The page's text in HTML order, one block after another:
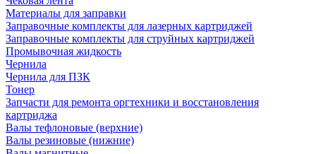
Материалы для заправки
Заправочные комплекты для лазерных картриджей
Заправочные комплекты для струйных картриджей
Промывочная жидкость
Чернила
Чернила для ПЗК
Тонер
Запчасти для ремонта оргтехники и восстановления
картриджа
Валы тефлоновые (верхние)
Валы резиновые (нижние)